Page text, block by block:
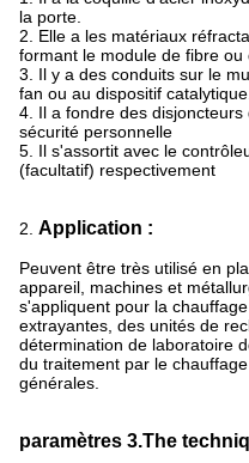
la porte.
2. Elle a les matériaux
formant le module de fibre ou
3. Il y a des conduits sur le
fan ou au dispositif catalytique.
4. Il a fondre des
sécurité personnelle
5. Il s'assortit avec le
(facultatif) respectivement
2. Application :
Peuvent être très utilisé en
appareil, machines et
s'appliquent pour la
extrayantes, des unités de
détermination de laboratoire
du traitement par le chauffage
générales.
paramètres 3.The